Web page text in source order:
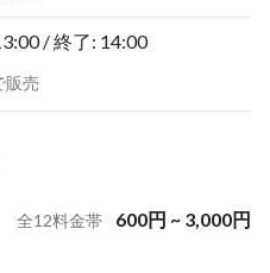
/ 終了: 14:00
販売
全12料金帯 600円 ~ 3,000円